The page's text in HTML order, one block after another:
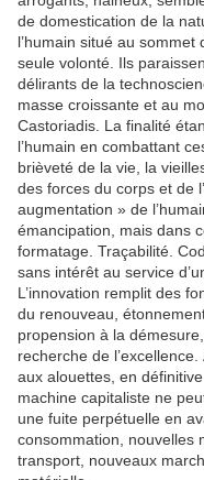
de domestication de la
l’humain situé au sommet
seule volonté. Ils
délirants de la
masse croissante et au
Castoriadis. La finalité
l’humain en combattant
brièveté de la vie, la
des forces du corps et de
augmentation » de
émancipation, mais dans
formatage. Traçabilité.
sans intérêt au service
L’innovation remplit des
du renouveau,
propension à la
recherche de
aux alouettes, en
machine capitaliste ne
une fuite perpétuelle en
consommation, nouvelles
transport, nouveaux